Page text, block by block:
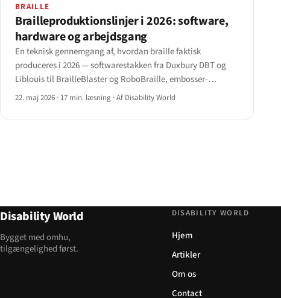
BRAILLE
Brailleproduktionslinjer i 2026: software,
hardware og arbejdsgang
En teknisk gennemgang af, hvordan braille faktisk
produceres i 2026 — softwarestakken fra Duxbury DBT og
Liblouis til BrailleBlaster og RoboBraille, embosser-
familierne fra Index og Enabling Technologies og den
22. maj 2026 · 17 min. læsning ·Af Disability World
Disability World
Bygget med omhu,
tilgængelighed først.
DISABILITY WORLD
Hjem
Artikler
Om os
Contact